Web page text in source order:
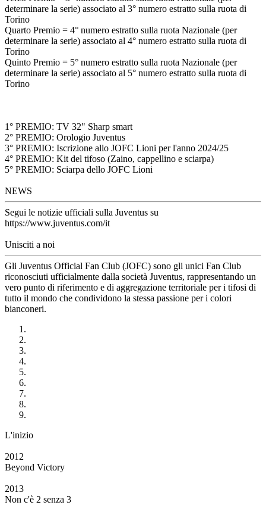
determinare la serie) associato al 3° numero estratto sulla ruota di
Torino
Quarto Premio = 4° numero estratto sulla ruota Nazionale (per
determinare la serie) associato al 4° numero estratto sulla ruota di
Torino
Quinto Premio = 5° numero estratto sulla ruota Nazionale (per
determinare la serie) associato al 5° numero estratto sulla ruota di
Torino
1° PREMIO: TV 32" Sharp smart
2° PREMIO: Orologio Juventus
3° PREMIO: Iscrizione allo JOFC Lioni per l'anno 2024/25
4° PREMIO: Kit del tifoso (Zaino, cappellino e sciarpa)
5° PREMIO: Sciarpa dello JOFC Lioni
NEWS
Segui le notizie ufficiali sulla Juventus su
https://www.juventus.com/it
Unisciti a noi
Gli Juventus Official Fan Club (JOFC) sono gli unici Fan Club
riconosciuti ufficialmente dalla società Juventus, rappresentando un
vero punto di riferimento e di aggregazione territoriale per i tifosi di
tutto il mondo che condividono la stessa passione per i colori
bianconeri.
L'inizio
2012
Beyond Victory
2013
Non c'è 2 senza 3